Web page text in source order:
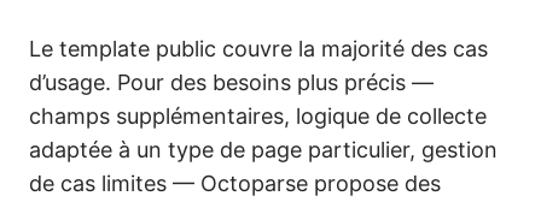
Le template public couvre la majorité des cas
d’usage. Pour des besoins plus précis —
champs supplémentaires, logique de collecte
adaptée à un type de page particulier, gestion
de cas limites — Octoparse propose des